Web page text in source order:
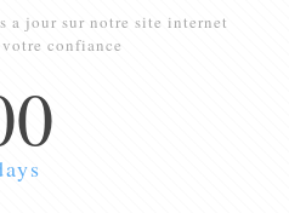
a jour sur notre site internet
confiance